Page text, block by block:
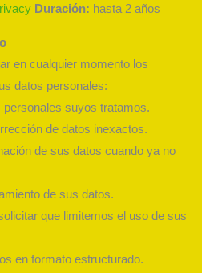
Duración: hasta 2 años
en cualquier momento los
datos personales:
personales suyos tratamos.
de datos inexactos.
de sus datos cuando ya no
de sus datos.
que limitemos el uso de sus
en formato estructurado.